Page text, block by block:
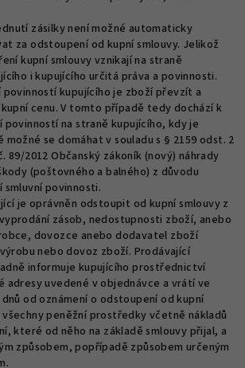
zásilky není možné automaticky
za odstoupení od kupní smlouvy. Jelikož
kupní smlouvy vznikají na straně
i kupujícího určitá práva a povinnosti.
povinností kupujícího je zboží převzít a
cenu. V tomto případě tedy dochází k
povinností na straně kupujícího, kdy je
možné se domáhat v souladu s § 2159 odst. 2
89/2012 Občanský zákoník (nový) náhrady
(poštovného a balného) z důvodu
smluvní povinnosti.
je oprávněn odstoupit od kupní smlouvy z
zásob, nedostupnosti zboží, anebo
dovozce anebo dodavatel zboží
nebo dovoz zboží. Prodávající
informuje kupujícího prostřednictví
adresy uvedené v objednávce a vrátí ve
od oznámení o odstoupení od kupní
všechny peněžní prostředky včetně nákladů
které od něho na základě smlouvy přijal, a
způsobem, popřípadě způsobem určeným